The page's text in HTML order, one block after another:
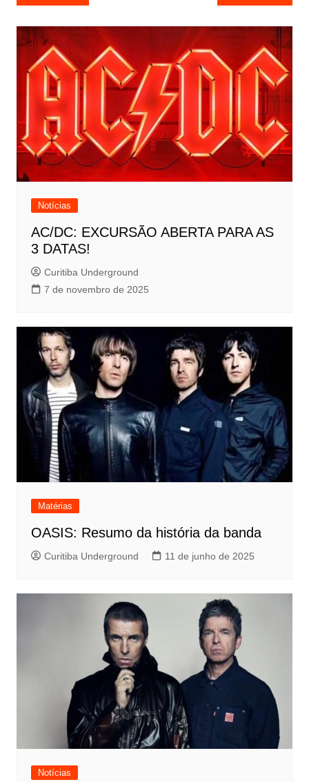
de
Post
Notícias
AC/DC: EXCURSÃO ABERTA PARA AS
3 DATAS!
Curitiba Underground
7 de novembro de 2025
Matérias
OASIS: Resumo da história da banda
Curitiba Underground 11 de junho de 2025
Notícias